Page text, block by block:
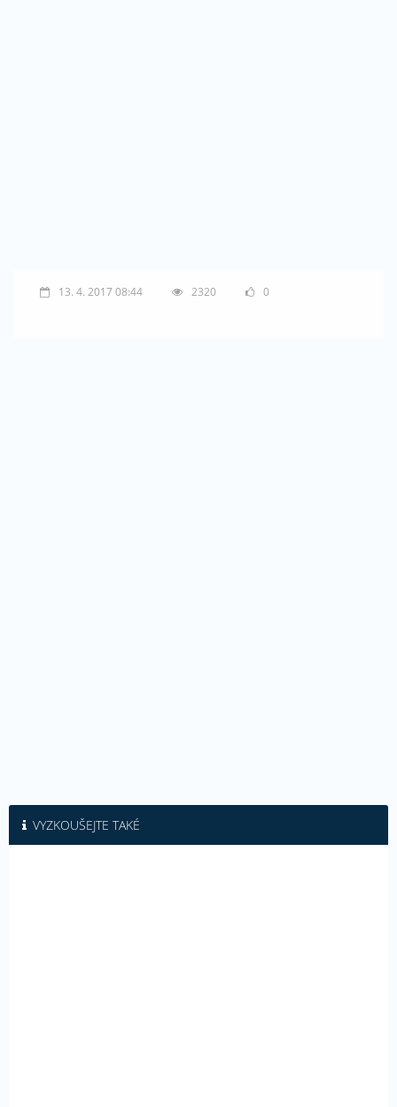
13. 4. 2017 08:44 2320 0
VYZKOUŠEJTE TAKÉ